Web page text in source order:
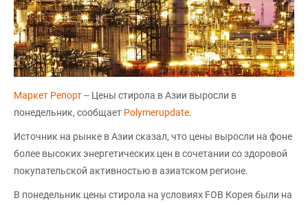
Маркет Репорт-- Цены стирола в Азии выросли в
понедельник, сообщает Polymerupdate.
Источник на рынке в Азии сказал, что цены выросли на фоне
более высоких энергетических цен в сочетании со здоровой
покупательской активностью в азиатском регионе.
В понедельник цены стирола на условиях FOB Корея были на